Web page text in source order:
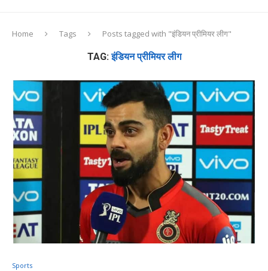
Home Tags Posts tagged with "इंडियन प्रीमियर लीग"
TAG:इंडियन प्रीमियर लीग
Sports